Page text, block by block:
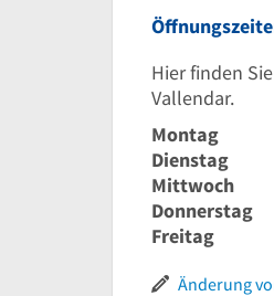
Hier finden
Vallendar.
Montag
Dienstag
Mittwoch
Donnerstag
Freitag
Änderung